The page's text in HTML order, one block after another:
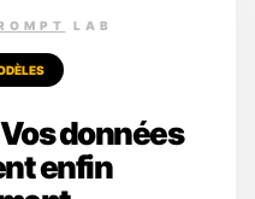
LAB
données
enfin